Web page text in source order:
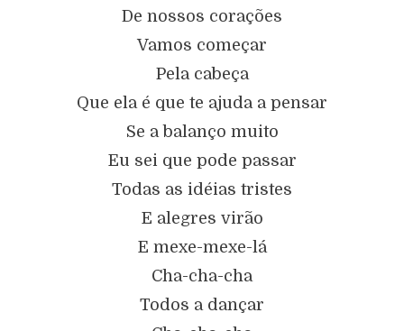
De nossos corações
Vamos começar
Pela cabeça
Que ela é que te ajuda a pensar
Se a balanço muito
Eu sei que pode passar
Todas as idéias tristes
E alegres virão
E mexe-mexe-lá
Cha-cha-cha
Todos a dançar